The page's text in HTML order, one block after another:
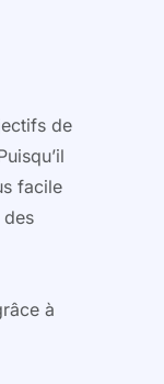
de
facile
des
à